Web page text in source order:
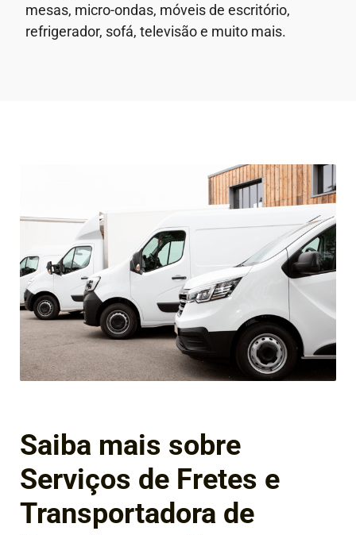
mesas, micro-ondas, móveis de escritório,
refrigerador, sofá, televisão e muito mais.
Saiba mais sobre
Serviços de Fretes e
Transportadora de